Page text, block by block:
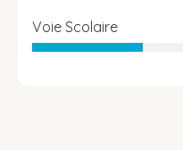
Voie Scolaire